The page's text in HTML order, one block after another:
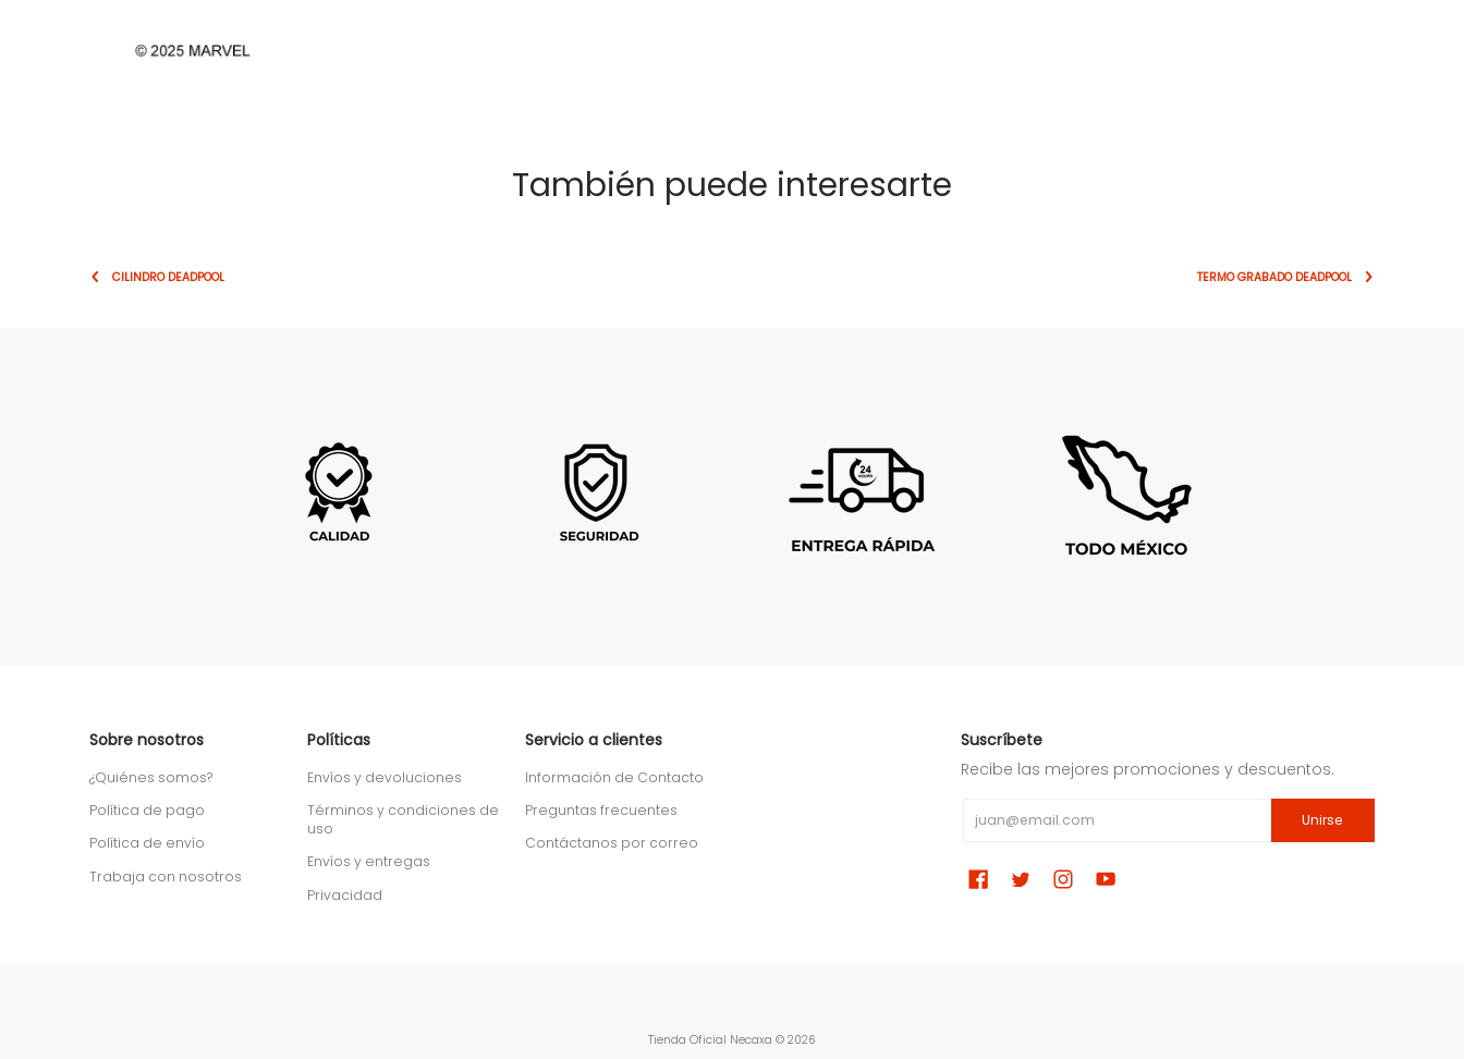
También puede interesarte
CILINDRO DEADPOOL TERMO GRABADO DEADPOOL
Sobre nosotros
¿Quiénes somos?
Política de pago
Política de envío
Trabaja con nosotros
Políticas
Envíos y devoluciones
Términos y condiciones de
uso
Envíos y entregas
Privacidad
Servicio a clientes
Información de Contacto
Preguntas frecuentes
Contáctanos por correo
Suscríbete
Recibe las mejores promociones y descuentos.
Unirse
Tienda Oficial Necaxa © 2026